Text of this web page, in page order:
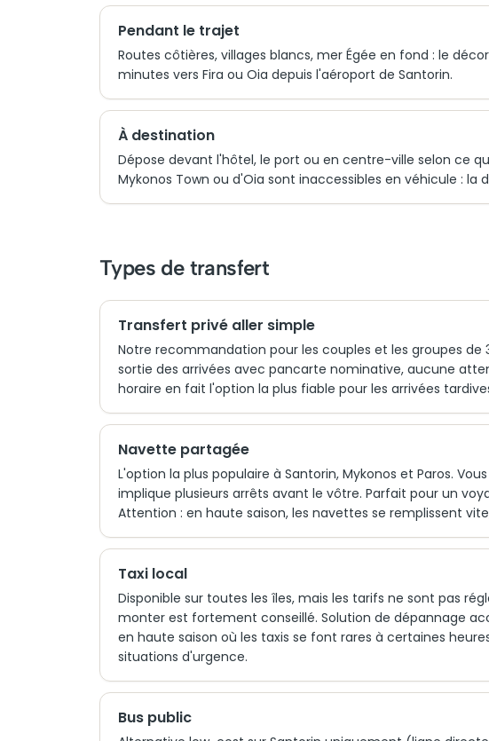
Pendant le trajet
Routes côtières, villages blancs, mer Égée en fond : le
minutes vers Fira ou Oia depuis l'aéroport de Santorin.
À destination
Dépose devant l'hôtel, le port ou en centre-ville selon ce
Mykonos Town ou d'Oia sont inaccessibles en véhicule : la
Types de transfert
Transfert privé aller simple
Notre recommandation pour les couples et les groupes
sortie des arrivées avec pancarte nominative, aucune
horaire en fait l'option la plus fiable pour les arrivées
Navette partagée
L'option la plus populaire à Santorin, Mykonos et Paros.
implique plusieurs arrêts avant le vôtre. Parfait pour un
Attention : en haute saison, les navettes se remplissent
Taxi local
Disponible sur toutes les îles, mais les tarifs ne sont pas
monter est fortement conseillé. Solution de dépannage
en haute saison où les taxis se font rares à certaines
situations d'urgence.
Bus public